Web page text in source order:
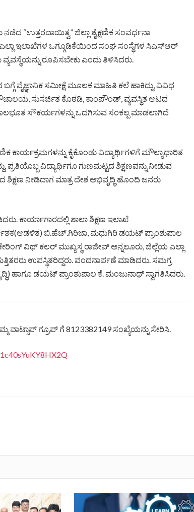
“ಉತ್ತರದಾಯಿತ್ವ” ಜಿಲ್ಲಾ ಶೈಕ್ಷಣಿಕ ಸಂವರ್ಧನಾ
ಇಲಾಖೆಗಳ ಒಗ್ಗೂಡಿಕೆಯಿಂದ ಸಂಘ ಸಂಸ್ಥೆಗಳ ಸಿಎಸ್‌ಆರ್
ರೂಪಿಸಬೇಕು ಎಂದು ತಿಳಿಸಿದರು.
ವೈಜ್ಞಾನಿಕ ಸಮೀಕ್ಷೆ ಮೂಲಕ ಮಾಹಿತಿ ಕಲೆ ಹಾಕಿದ್ದು, ವಿವಿಧ
ಸುಸರ್ಜಿತ ಕೊಠಡಿ, ಕಾಂಪೌಂಡ್, ವ್ಯವಸ್ಥಿತ ಆಟದ
ಸೌಕರ್ಯಗಳನ್ನು ಒದಗಿಸುವ ಸಂಕಲ್ಪ ಮಾಡಲಾಗಿದೆ
ಕಾರ್ಯಕ್ರಮಗಳನ್ನು ಕೈಕೊಂಡು ವಿದ್ಯಾರ್ಥಿಗಳಿಗೆ ಮೌಲ್ಯಾಧಾರಿತ
ವಿದ್ಯಾರ್ಥಿಗೂ ಗುಣಮಟ್ಟದ ಶಿಕ್ಷಣವನ್ನು ನೀಡುವ
ಶಿಕ್ಷಣ ನೀಡಿದಾಗ ಮಾತ್ರ ದೇಶ ಅಭಿವೃದ್ಧಿ ಹೊಂದಿ ಜನರು
ಕಾರ್ಯಾಗಾರದಲ್ಲಿ ಶಾಲಾ ಶಿಕ್ಷಣ ಇಲಾಖೆ
ಬಿ.ಹೆಚ್.ಗಿರಿಜಾ, ಮಧುಗಿರಿ ಡಯಟ್ ಪ್ರಾಂಶುಪಾಲ
ವಿಥ್ ಕಲರ್ ಮುಖ್ಯಸ್ಥ ರಾಜೀವ್ ಅನ್ನಲೂರು, ಜಿಲ್ಲೆಯ ಎಲ್ಲಾ
ಉಪಸ್ಥಿತರಿದ್ದರು. ವಂದನಾರ್ಪಣೆ ಮಾಡಿದರು. ಸಮಗ್ರ
ಹಾಗೂ ಡಯಟ್ ಪ್ರಾಂಶುಪಾಲ ಕೆ. ಮಂಜುನಾಥ್ ಸ್ವಾಗತಿಸಿದರು.
ವಾಟ್ಸಾಪ್ ಗ್ರೂಪ್ ಗೆ 8123382149 ಸಂಖ್ಯೆಯನ್ನು ಸೇರಿಸಿ.